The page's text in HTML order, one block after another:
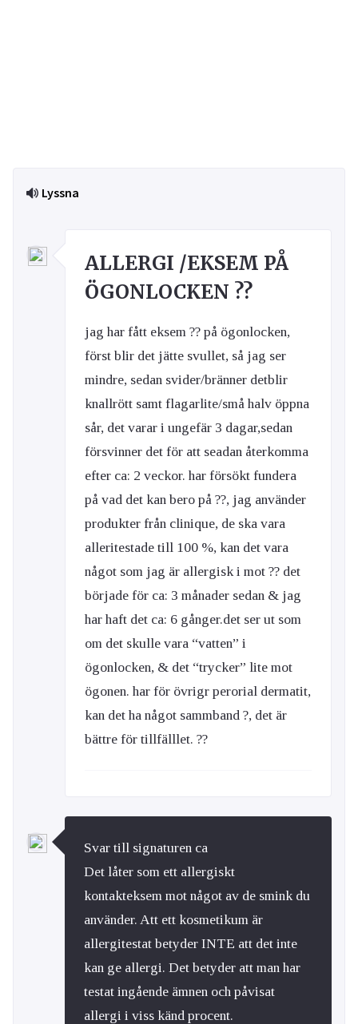
Lyssna
ALLERGI /EKSEM PÅ
ÖGONLOCKEN ??
jag har fått eksem ?? på ögonlocken,
först blir det jätte svullet, så jag ser
mindre, sedan svider/bränner detblir
knallrött samt flagarlite/små halv öppna
sår, det varar i ungefär 3 dagar,sedan
försvinner det för att seadan återkomma
efter ca: 2 veckor. har försökt fundera
på vad det kan bero på ??, jag använder
produkter från clinique, de ska vara
alleritestade till 100 %, kan det vara
något som jag är allergisk i mot ?? det
började för ca: 3 månader sedan & jag
har haft det ca: 6 gånger.det ser ut som
om det skulle vara “vatten” i
ögonlocken, & det “trycker” lite mot
ögonen. har för övrigr perorial dermatit,
kan det ha något sammband ?, det är
bättre för tillfälllet. ??
Svar till signaturen ca
Det låter som ett allergiskt
kontakteksem mot något av de smink du
använder. Att ett kosmetikum är
allergitestat betyder INTE att det inte
kan ge allergi. Det betyder att man har
testat ingående ämnen och påvisat
allergi i viss känd procent.